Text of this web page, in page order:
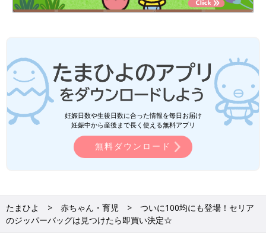
妊娠日数や生後日数に合った情報を毎日お届け
妊娠中から産後まで長く使える無料アプリ
無料ダウンロード
たまひよ 赤ちゃん・育児
ついに100均にも登場！セリア
のジッパーバッグは見つけたら即買い決定☆